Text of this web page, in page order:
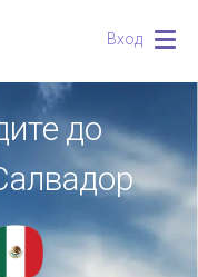
Вход
до